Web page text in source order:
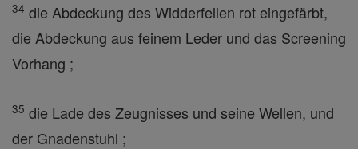
34 die Abdeckung des Widderfellen rot eingefärbt,
die Abdeckung aus feinem Leder und das Screening
Vorhang ;
35 die Lade des Zeugnisses und seine Wellen, und
der Gnadenstuhl ;